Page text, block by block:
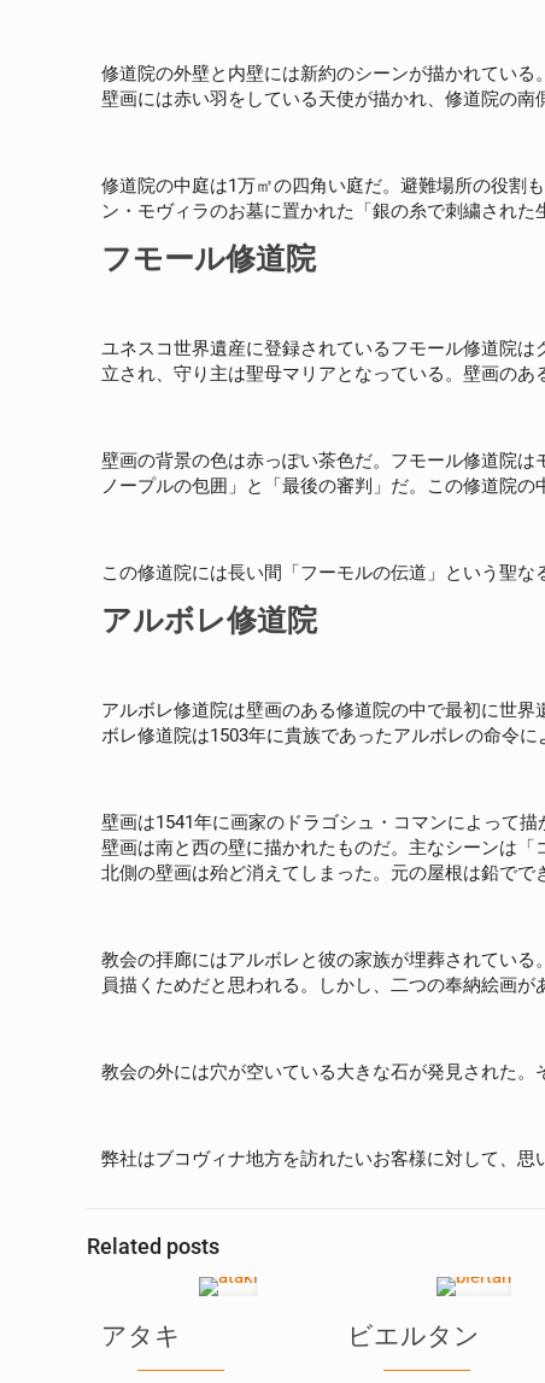
修道院の外壁と内壁には新約のシーンが描かれてい
壁画には赤い羽をしている天使が描かれ、修道院の南
修道院の中庭は1万㎡の四角い庭だ。避難場所の役割
ン・モヴィラのお墓に置かれた「銀の糸で刺繍され
フモール修道院
ユネスコ世界遺産に登録されているフモール修道院
立され、守り主は聖母マリアとなっている。壁画のあ
壁画の背景の色は赤っぽい茶色だ。フモール修道院
ノープルの包囲」と「最後の審判」だ。この修道院
この修道院には長い間「フーモルの伝道」という聖
アルボレ修道院
アルボレ修道院は壁画のある修道院の中で最初に世
ボレ修道院は1503年に貴族であったアルボレの命令に
壁画は1541年に画家のドラゴシュ・コマンによって
壁画は南と西の壁に描かれたものだ。主なシーンは
北側の壁画は殆ど消えてしまった。元の屋根は鉛でで
教会の拝廊にはアルボレと彼の家族が埋葬されてい
員描くためだと思われる。しかし、二つの奉納絵画
教会の外には穴が空いている大きな石が発見された。
弊社はブコヴィナ地方を訪れたいお客様に対して、思
Related posts
アタキ ビエルタン